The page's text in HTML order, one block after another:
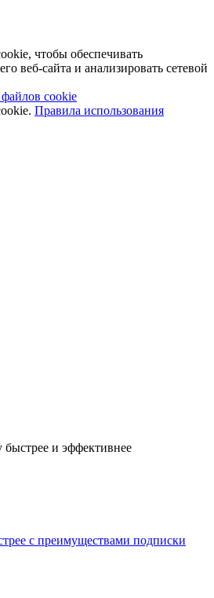
чтобы обеспечивать
веб-сайта и анализировать сетевой
cookie
Правила использования
быстрее и эффективнее
с преимуществами подписки